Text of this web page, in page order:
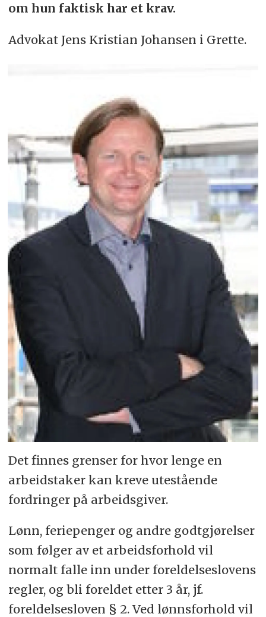
om hun faktisk har et krav.
Advokat Jens Kristian Johansen i Grette.
Det finnes grenser for hvor lenge en
arbeidstaker kan kreve utestående
fordringer på arbeidsgiver.
Lønn, feriepenger og andre godtgjørelser
som følger av et arbeidsforhold vil
normalt falle inn under foreldelseslovens
regler, og bli foreldet etter 3 år, jf.
foreldelsesloven § 2. Ved lønnsforhold vil